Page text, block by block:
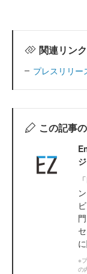
関連リンク
プレスリリー
この記事
※
の